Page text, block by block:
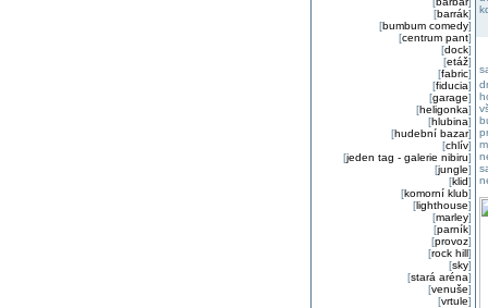
[barrák]
[bumbum comedy]
[centrum pant]
[dock]
[etáž]
[fabric]
[fiducia]
[garage]
[heligonka]
[hlubina]
[hudební bazar]
[chlív]
[jeden tag - galerie nibiru]
[jungle]
[klid]
[komorní klub]
[lighthouse]
[marley]
[parník]
[provoz]
[rock hill]
[sky]
[stará aréna]
[venuše]
[vrtule]